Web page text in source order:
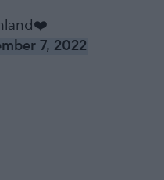
7, 2022